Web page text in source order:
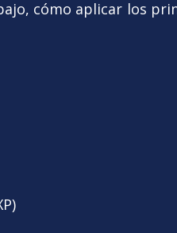
cómo aplicar los